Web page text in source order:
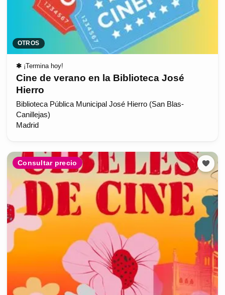
OTROS
✱ ¡Termina hoy!
Cine de verano en la Biblioteca José
Hierro
Biblioteca Pública Municipal José Hierro (San Blas-
Canillejas)
Madrid
Consultar precio